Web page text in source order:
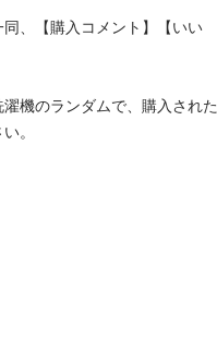
、【購入コメント】【いい
機のランダムで、購入された
。